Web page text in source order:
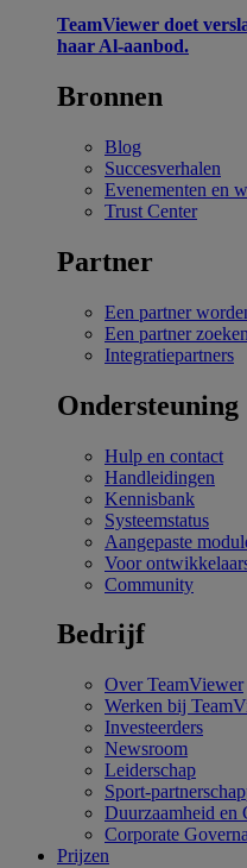
TeamViewer doet
haar Al-aanbod.
Bronnen
Blog
Succesverhalen
Evenementen en
Trust Center
Partner
Een partner
Een partner zoeken
Integratiepartners
Ondersteuning
Hulp en contact
Handleidingen
Kennisbank
Systeemstatus
Aangepaste
Voor
Community
Bedrijf
Over TeamViewer
Werken bij
Investeerders
Newsroom
Leiderschap
Sport-
Duurzaamheid en
Corporate
Prijzen